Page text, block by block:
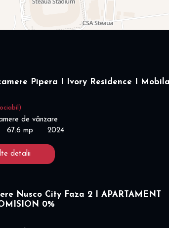
Pipera I Ivory Residence I
de vânzare
67.6 mp 2024
detalii
Nusco City Faza 2 I APARTAMENT
0%